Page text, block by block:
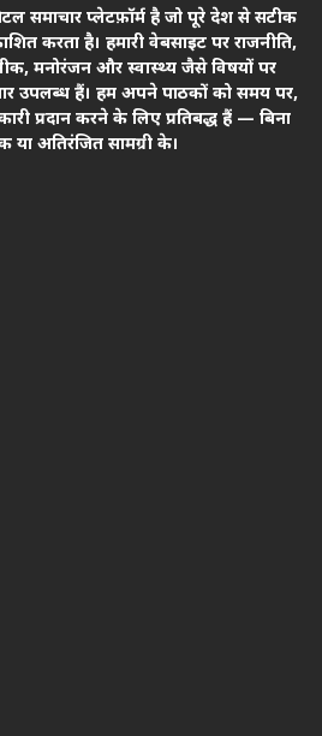
समाचार प्लेटफ़ॉर्म है जो पूरे देश से सटीक
करता है। हमारी वेबसाइट पर राजनीति,
मनोरंजन और स्वास्थ्य जैसे विषयों पर
उपलब्ध हैं। हम अपने पाठकों को समय पर,
प्रदान करने के लिए प्रतिबद्ध हैं — बिना
या अतिरंजित सामग्री के।